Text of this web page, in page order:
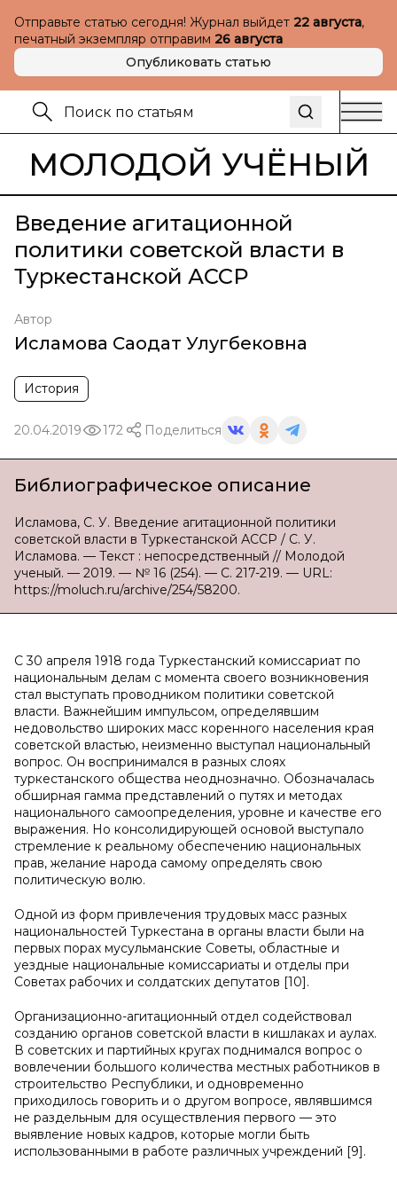
Отправьте статью сегодня! Журнал выйдет 22 августа,
печатный экземпляр отправим 26 августа
Опубликовать статью
МОЛОДОЙ УЧЁНЫЙ
Введение агитационной
политики советской власти в
Туркестанской АССР
Автор
Исламова Саодат Улугбековна
История
20.04.2019 172 Поделиться
Библиографическое описание
Исламова, С. У. Введение агитационной политики
советской власти в Туркестанской АССР / С. У.
Исламова. — Текст : непосредственный // Молодой
ученый. — 2019. — № 16 (254). — С. 217-219. — URL:
https://moluch.ru/archive/254/58200.
С 30 апреля 1918 года Туркестанский комиссариат по
национальным делам с момента своего возникновения
стал выступать проводником политики советской
власти. Важнейшим импульсом, определявшим
недовольство широких масс коренного населения края
советской властью, неизменно выступал национальный
вопрос. Он воспринимался в разных слоях
туркестанского общества неоднозначно. Обозначалась
обширная гамма представлений о путях и методах
национального самоопределения, уровне и качестве его
выражения. Но консолидирующей основой выступало
стремление к реальному обеспечению национальных
прав, желание народа самому определять свою
политическую волю.
Одной из форм привлечения трудовых масс разных
национальностей Туркестана в органы власти были на
первых порах мусульманские Советы, областные и
уездные национальные комиссариаты и отделы при
Советах рабочих и солдатских депутатов [10].
Организационно-агитационный отдел содействовал
созданию органов советской власти в кишлаках и аулах.
В советских и партийных кругах поднимался вопрос о
вовлечении большого количества местных работников в
строительство Республики, и одновременно
приходилось говорить и о другом вопросе, являвшимся
не раздельным для осуществления первого — это
выявление новых кадров, которые могли быть
использованными в работе различных учреждений [9].